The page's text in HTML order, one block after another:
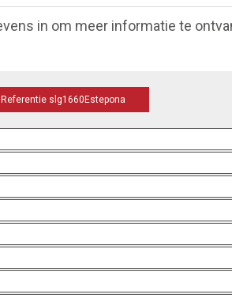
in om meer informatie te
Referentie slg1660Estepona